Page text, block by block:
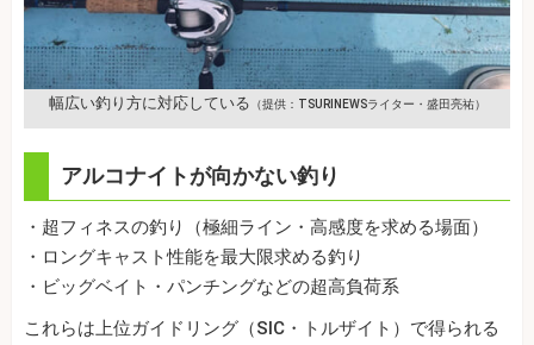
幅広い釣り方に対応している （提供：TSURINEWSライター・盛田亮祐）
アルコナイトが向かない釣り
・超フィネスの釣り（極細ライン・高感度を求める場面）
・ロングキャスト性能を最大限求める釣り
・ビッグベイト・パンチングなどの超高負荷系
これらは上位ガイドリング（SIC・トルザイト）で得られる